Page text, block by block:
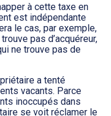
à cette taxe en
est indépendante
le cas, par exemple,
pas d’acquéreur,
ne trouve pas de
a tenté
vacants. Parce
inoccupés dans
se voit réclamer le